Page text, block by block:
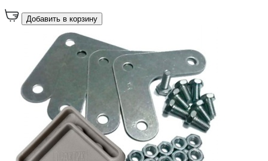
Добавить в корзину